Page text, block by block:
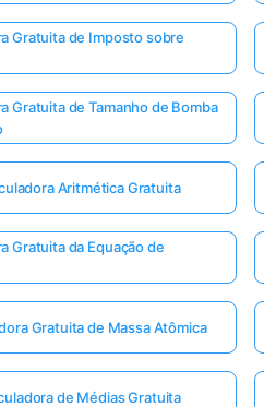
Gratuita de Imposto sobre
Gratuita de Tamanho de Bomba
Aritmética Gratuita
Gratuita da Equação de
Gratuita de Massa Atômica
de Médias Gratuita